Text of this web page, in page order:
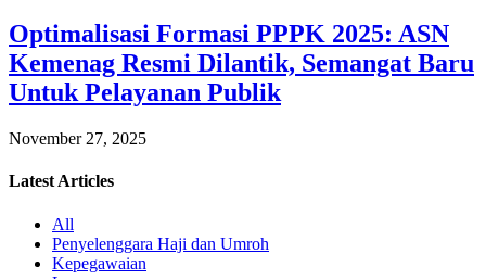
Optimalisasi Formasi PPPK 2025: ASN
Kemenag Resmi Dilantik, Semangat Baru
Untuk Pelayanan Publik
November 27, 2025
Latest Articles
All
Penyelenggara Haji dan Umroh
Kepegawaian